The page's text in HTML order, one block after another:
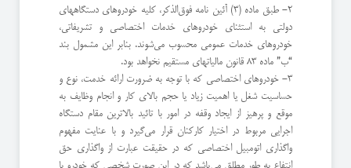
۲- طبق ماده (3) آئین نامه فوق‌الذکر، کلیه خودروهای دستگاههای
دولتی به استثنای خودروهای خدمات اختصاصی و تشریفاتی،
خودروهای خدمات عمومی محسوب می‌شوند. بنابر این مشمول بند
“‌ب” ماده 83 قانون مالیاتهای مستقیم نخواهد بود.
۳- خودروهای اختصاصی که با توجه به ضرورت ارائه خدمت، نوع و
حساسیت شغل یا اهمیت زیاد یا حجم بالای کار و انجام وظایف به
موقع و پرهیز از ایجاد وقفه در امور با تائید بالاترین مقام دستگاه
اجرایی مربوط در اختیار کارکنان قرار می‌گیرد و با عنایت مفهوم
واگذاری اتومبیل اختصاصی که در حقیقت عبارت از واگذاری حق